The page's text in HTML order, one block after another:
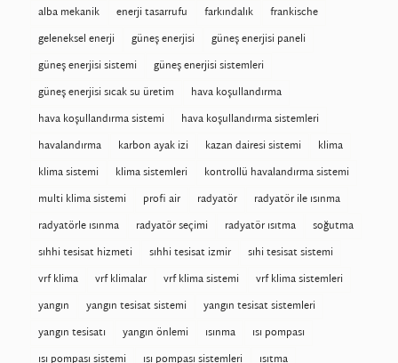
alba mekanik enerji tasarrufu farkındalık
frankische
geleneksel enerji
güneş enerjisi
güneş enerjisi paneli
güneş enerjisi sistemi
güneş enerjisi sistemleri
güneş enerjisi sıcak su üretim
hava koşullandırma
hava koşullandırma sistemi
hava koşullandırma sistemleri
havalandırma
karbon ayak izi kazan dairesi sistemi
klima
klima sistemi
klima sistemleri
kontrollü havalandırma sistemi
multi klima sistemi
profi air radyatör
radyatör ile ısınma
radyatörle ısınma
radyatör seçimi radyatör ısıtma
soğutma
sıhhi tesisat hizmeti
sıhhi tesisat izmir
sıhi tesisat sistemi
vrf klima
vrf klimalar vrf klima sistemi
vrf klima sistemleri
yangın
yangın tesisat sistemi
yangın tesisat sistemleri
yangın tesisatı
yangın önlemi ısınma
ısı pompası